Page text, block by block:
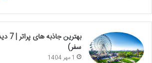
سفر)
1 مهر 1404